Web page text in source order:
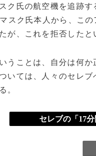
ク氏の航空機を追跡す
スク氏本人から、こ
が、これを拒否したと
うことは、自分は何
いては、人々のセレ
。
セレブの「17